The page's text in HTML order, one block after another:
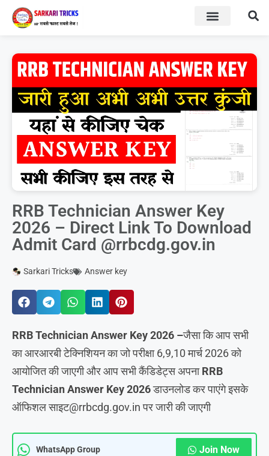
RRB Technician Answer Key
2026 – Direct Link To Download
Admit Card @rrbcdg.gov.in
Sarkari Tricks Answer key
RRB Technician Answer Key 2026 –जैसा कि आप सभी
का आरआरबी टेक्निशियन का जो परीक्षा 6,9,10 मार्च 2026 को
आयोजित की जाएगी और आप सभी कैंडिडेट्स अपनाRRB
Technician Answer Key 2026डाउनलोड कर पाएंगे इसके
ऑफिशल साइट@rrbcdg.gov.in पर जारी की जाएगी
WhatsApp Group Join Now